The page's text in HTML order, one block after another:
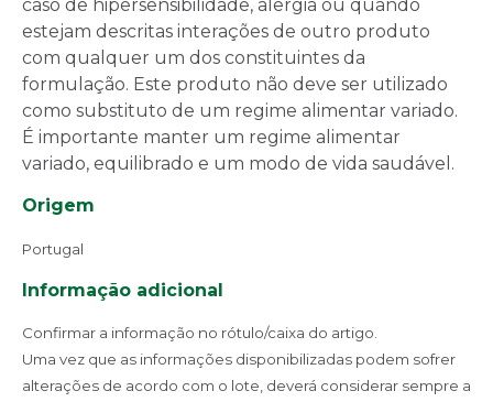
caso de hipersensibilidade, alergia ou quando
estejam descritas interações de outro produto
com qualquer um dos constituintes da
formulação. Este produto não deve ser utilizado
como substituto de um regime alimentar variado.
É importante manter um regime alimentar
variado, equilibrado e um modo de vida saudável.
Origem
Portugal
Informação adicional
Confirmar a informação no rótulo/caixa do artigo.
Uma vez que as informações disponibilizadas podem sofrer
alterações de acordo com o lote, deverá considerar sempre a